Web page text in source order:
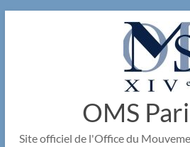
OMS
Site officiel de l'Office du